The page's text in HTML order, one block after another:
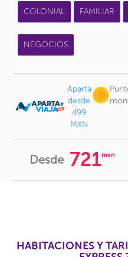
COLONIAL FAMILIAR
NEGOCIOS
Aparta
desde
499
MXN
Desde 721mxn
HABITACIONES Y